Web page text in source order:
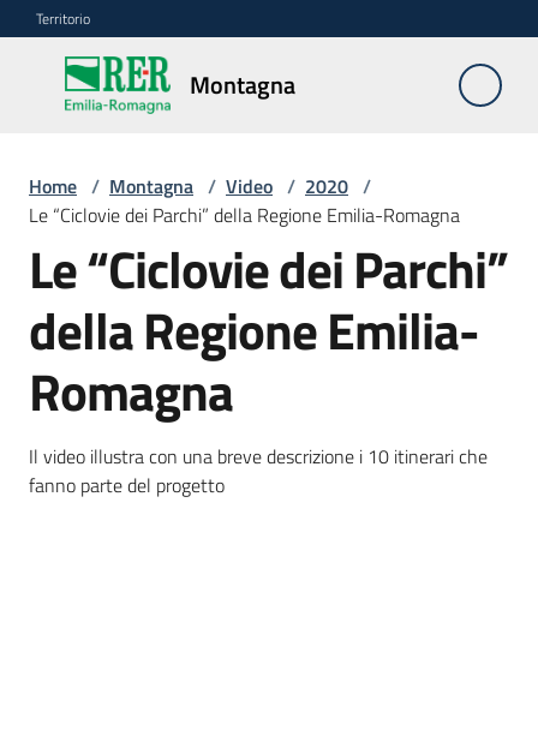
Vai al contenuto
Vai alla navigazione
Vai al footer
Territorio
Montagna
Montagna
Vivere
lavorare
Infrastrutture
sicurezza
del
territorio
Home / Montagna / Video / 2020 /
Le “Ciclovie dei Parchi” della Regione Emilia-Romagna
Le “Ciclovie dei Parchi”
della Regione Emilia-
Romagna
Il video illustra con una breve descrizione i 10 itinerari che
fanno parte del progetto